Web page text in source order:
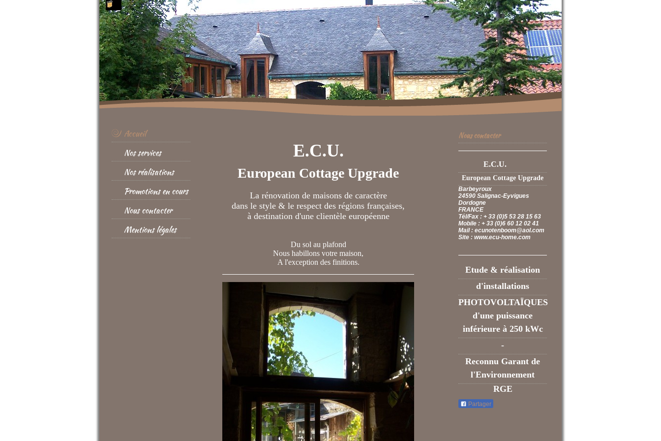
Accueil
Nos services
Nos réalisations
Promotions en cours
Nous contacter
Mentions légales
E.C.U.
European Cottage Upgrade
La rénovation de maisons de caractère
dans le style & le respect des régions françaises,
à destination d'une clientèle européenne
Du sol au plafond
Nous habillons votre maison,
A l'exception des finitions.
Nous contacter
E.C.U.
European Cottage Upgrade
Barbeyroux
24590 Salignac-Eyvigues
Dordogne
FRANCE
Tél/Fax : + 33 (0)5 53 28 15 63
Mobile : + 33 (0)6 60 12 02 41
Mail : ecunotenboom@aol.com
Site : www.ecu-home.com
Etude & réalisation
d'installations
PHOTOVOLTAÏQUES
d'une puissance
inférieure à 250 kWc
-
Reconnu Garant de
l'Environnement
RGE
Partager